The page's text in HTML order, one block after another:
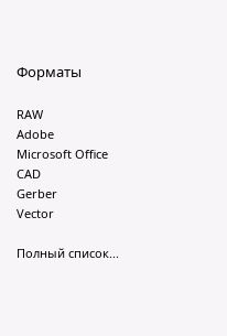
Форматы
RAW
Adobe
Microsoft Office
CAD
Gerber
Vector
Полный список...